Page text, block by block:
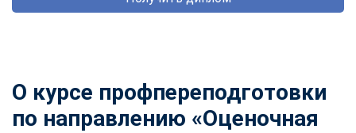
О курсе профпереподготовки
по направлению «Оценочная